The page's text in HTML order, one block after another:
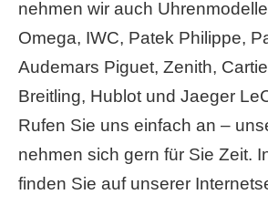
nehmen wir auch
Omega, IWC, Patek Philippe,
Audemars Piguet, Zenith,
Breitling, Hublot und Jaeger
Rufen Sie uns einfach an –
nehmen sich gern für Sie Zeit.
finden Sie auf unserer